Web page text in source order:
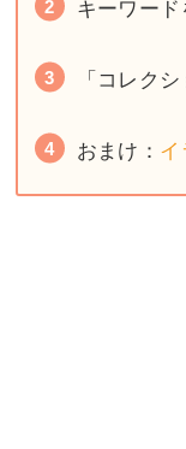
キーワー
「コレク
おまけ：